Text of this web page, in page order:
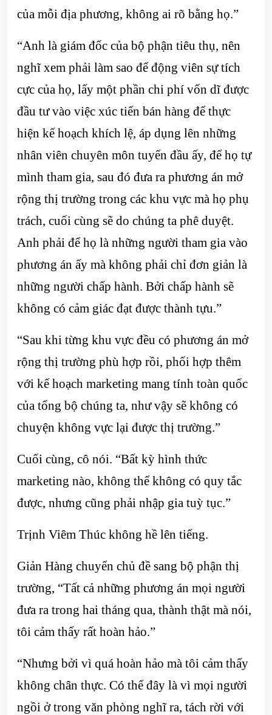
của mỗi địa phương, không ai rõ bằng họ.”
“Anh là giám đốc của bộ phận tiêu thụ, nên
nghĩ xem phải làm sao để động viên sự tích
cực của họ, lấy một phần chi phí vốn dĩ được
đầu tư vào việc xúc tiến bán hàng để thực
hiện kế hoạch khích lệ, áp dụng lên những
nhân viên chuyên môn tuyến đầu ấy, để họ tự
mình tham gia, sau đó đưa ra phương án mở
rộng thị trường trong các khu vực mà họ phụ
trách, cuối cùng sẽ do chúng ta phê duyệt.
Anh phải để họ là những người tham gia vào
phương án ấy mà không phải chỉ đơn giản là
những người chấp hành. Bởi chấp hành sẽ
không có cảm giác đạt được thành tựu.”
“Sau khi từng khu vực đều có phương án mở
rộng thị trường phù hợp rồi, phối hợp thêm
với kế hoạch marketing mang tính toàn quốc
của tổng bộ chúng ta, như vậy sẽ không có
chuyện không vực lại được thị trường.”
Cuối cùng, cô nói. “Bất kỳ hình thức
marketing nào, không thể không có quy tắc
được, nhưng cũng phải nhập gia tuỳ tục.”
Trịnh Viêm Thúc không hề lên tiếng.
Giản Hàng chuyển chủ đề sang bộ phận thị
trường, “Tất cả những phương án mọi người
đưa ra trong hai tháng qua, thành thật mà nói,
tôi cảm thấy rất hoàn hảo.”
“Nhưng bởi vì quá hoàn hảo mà tôi cảm thấy
không chân thực. Có thể đây là vì mọi người
ngồi ở trong văn phòng nghĩ ra, tách rời với